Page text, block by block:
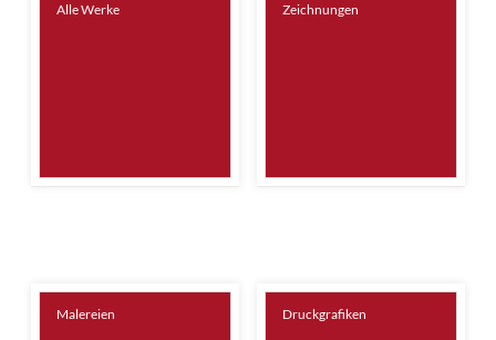
Alle Werke Zeichnungen
Malereien Druckgrafiken